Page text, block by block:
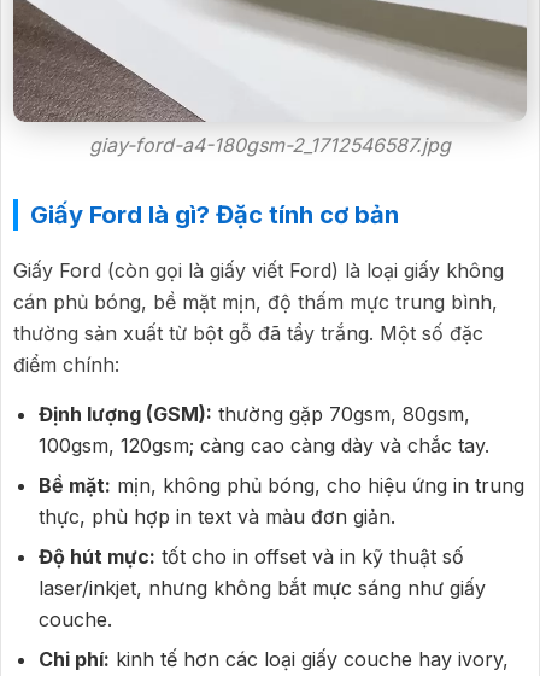
giay-ford-a4-180gsm-2_1712546587.jpg
Giấy Ford là gì? Đặc tính cơ bản
Giấy Ford (còn gọi là giấy viết Ford) là loại giấy không
cán phủ bóng, bề mặt mịn, độ thấm mực trung bình,
thường sản xuất từ bột gỗ đã tẩy trắng. Một số đặc
điểm chính:
Định lượng (GSM): thường gặp 70gsm, 80gsm,
100gsm, 120gsm; càng cao càng dày và chắc tay.
Bề mặt: mịn, không phủ bóng, cho hiệu ứng in trung
thực, phù hợp in text và màu đơn giản.
Độ hút mực: tốt cho in offset và in kỹ thuật số
laser/inkjet, nhưng không bắt mực sáng như giấy
couche.
Chi phí: kinh tế hơn các loại giấy couche hay ivory,